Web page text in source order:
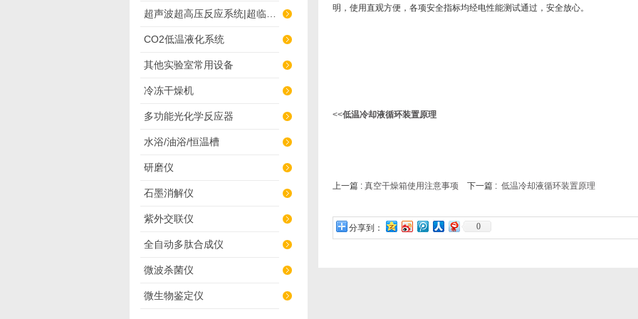
CO2低温液化系统
其他实验室常用设备
冷冻干燥机
多功能光化学反应器
水浴/油浴/恒温槽
研磨仪
石墨消解仪
紫外交联仪
全自动多肽合成仪
微波杀菌仪
微生物鉴定仪
明，使用直观方便，各项安全指标均经电性能测试通过，安全放心。
<<低温冷却液循环装置原理
上一篇 : 真空干燥箱使用注意事项 下一篇 : 低温冷却液循环装置原理
分享到： 0